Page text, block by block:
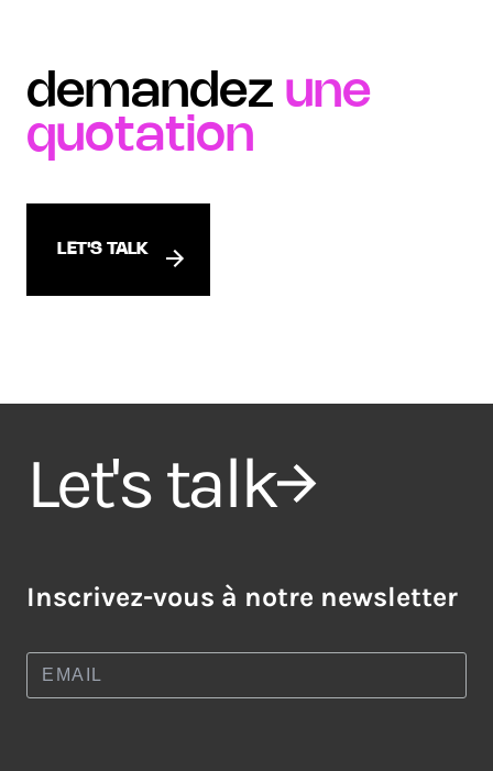
demandez une
quotation
LET'S TALK
Let's talk
Inscrivez-vous à notre newsletter